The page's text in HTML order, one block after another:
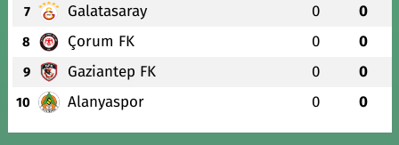
7 Galatasaray 0 0
8 Çorum FK 0 0
9 Gaziantep FK 0 0
10 Alanyaspor 0 0